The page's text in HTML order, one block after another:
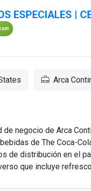
ESPECIALES |
Arca
negocio de Arca
de The Coca-
de distribución en el
que incluye